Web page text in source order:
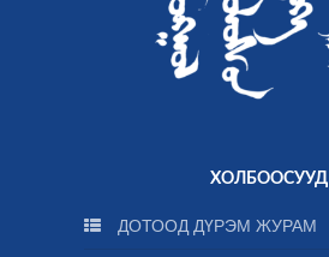
ХОЛБООСУУД
ДОТООД ДҮРЭМ ЖУРАМ